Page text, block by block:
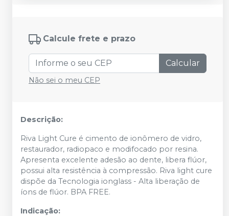
Calcule frete e prazo
Calcular
Não sei o meu CEP
Descrição:
Riva Light Cure é cimento de ionômero de vidro,
restaurador, radiopaco e modifocado por resina.
Apresenta excelente adesão ao dente, libera flúor,
possui alta resistência à compressão. Riva light cure
dispõe da Tecnologia ionglass - Alta liberação de
íons de flúor. BPA FREE.
Indicação: